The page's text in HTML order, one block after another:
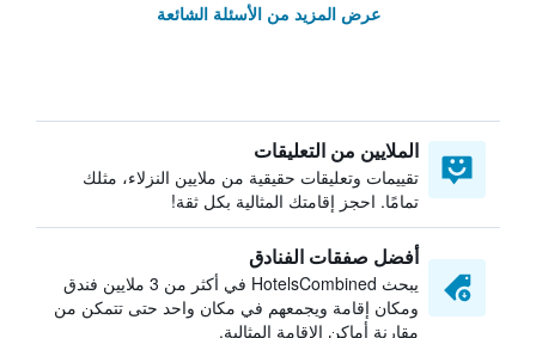
عرض المزيد من الأسئلة الشائعة
الملايين من التعليقات
تقييمات وتعليقات حقيقية من ملايين النزلاء، مثلك
تمامًا. احجز إقامتك المثالية بكل ثقة!
أفضل صفقات الفنادق
يبحث HotelsCombined في أكثر من 3 ملايين فندق
ومكان إقامة ويجمعهم في مكان واحد حتى تتمكن من
مقارنة أماكن الإقامة المثالية.